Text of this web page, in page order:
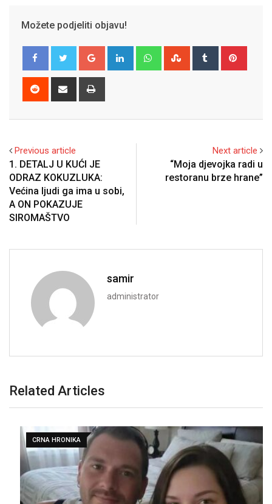
Možete podjeliti objavu!
Google+ LinkedIn WhatsappStumbleUpon
Tumblr
Reddit
Share
Previous article
1. DETALJ U KUĆI JE
ODRAZ KOKUZLUKA:
Većina ljudi ga ima u sobi,
A ON POKAZUJE
SIROMAŠTVO
Next article
“Moja djevojka radi u
restoranu brze hrane”
samir
administrator
Related Articles
CRNA HRONIKA